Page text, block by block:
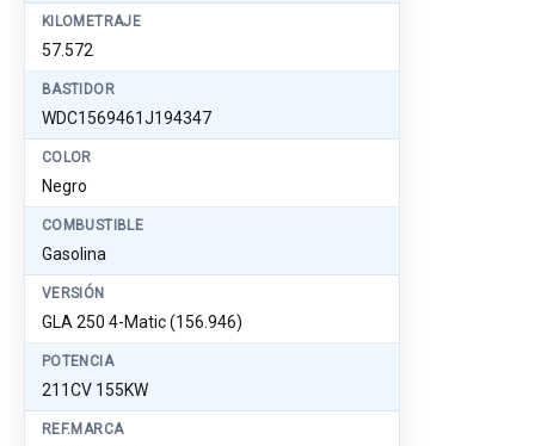
KILOMETRAJE
57.572
BASTIDOR
WDC1569461J194347
COLOR
Negro
COMBUSTIBLE
Gasolina
VERSIÓN
GLA 250 4-Matic (156.946)
POTENCIA
211CV 155KW
REF.MARCA